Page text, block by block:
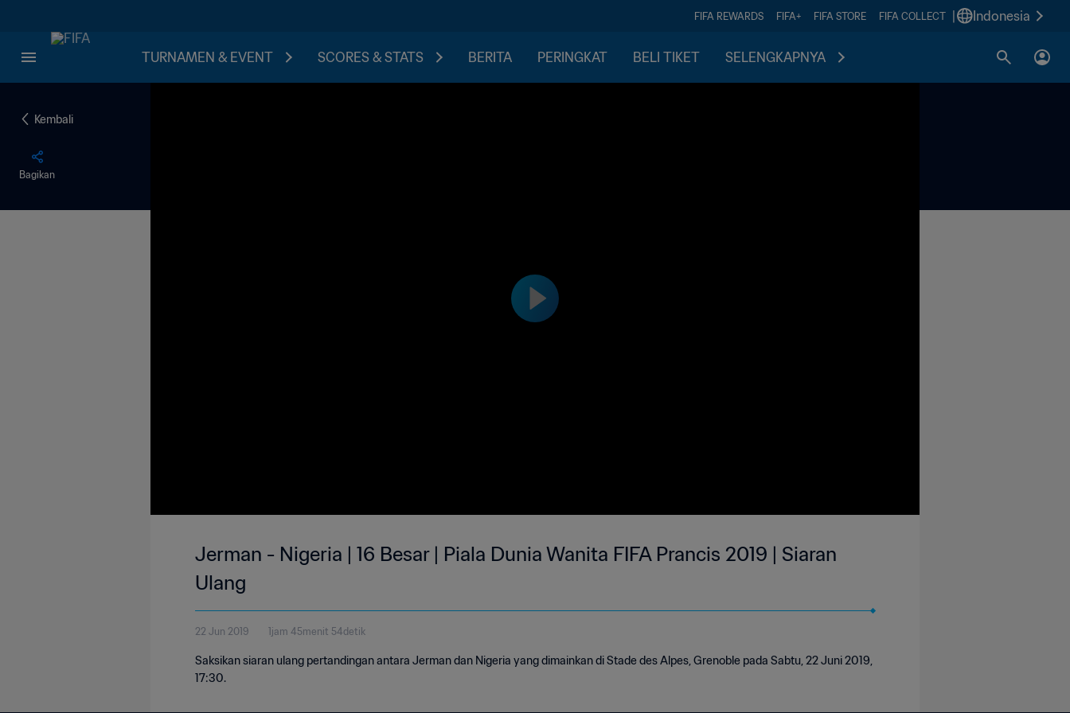
FIFA REWARDS FIFA+ FIFA STORE FIFA COLLECT Indonesia
TURNAMEN & EVENT SCORES & STATS BERITA PERINGKAT BELI TIKET SELENGKAPNYA
Kembali
Bagikan
Jerman - Nigeria | 16 Besar | Piala Dunia Wanita FIFA Prancis 2019 | Siaran
Ulang
22 Jun 2019 1jam 45menit 54detik
Saksikan siaran ulang pertandingan antara Jerman dan Nigeria yang dimainkan di Stade des Alpes, Grenoble pada Sabtu, 22 Juni 2019,
17:30.